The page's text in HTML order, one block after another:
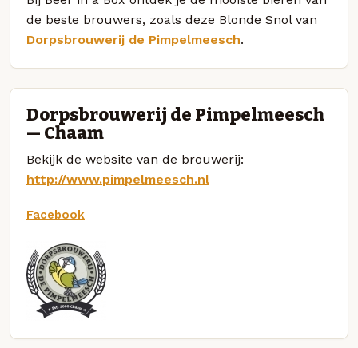
de beste brouwers, zoals deze Blonde Snol van
Dorpsbrouwerij de Pimpelmeesch.
Dorpsbrouwerij de Pimpelmeesch
— Chaam
Bekijk de website van de brouwerij:
http://www.pimpelmeesch.nl
Facebook